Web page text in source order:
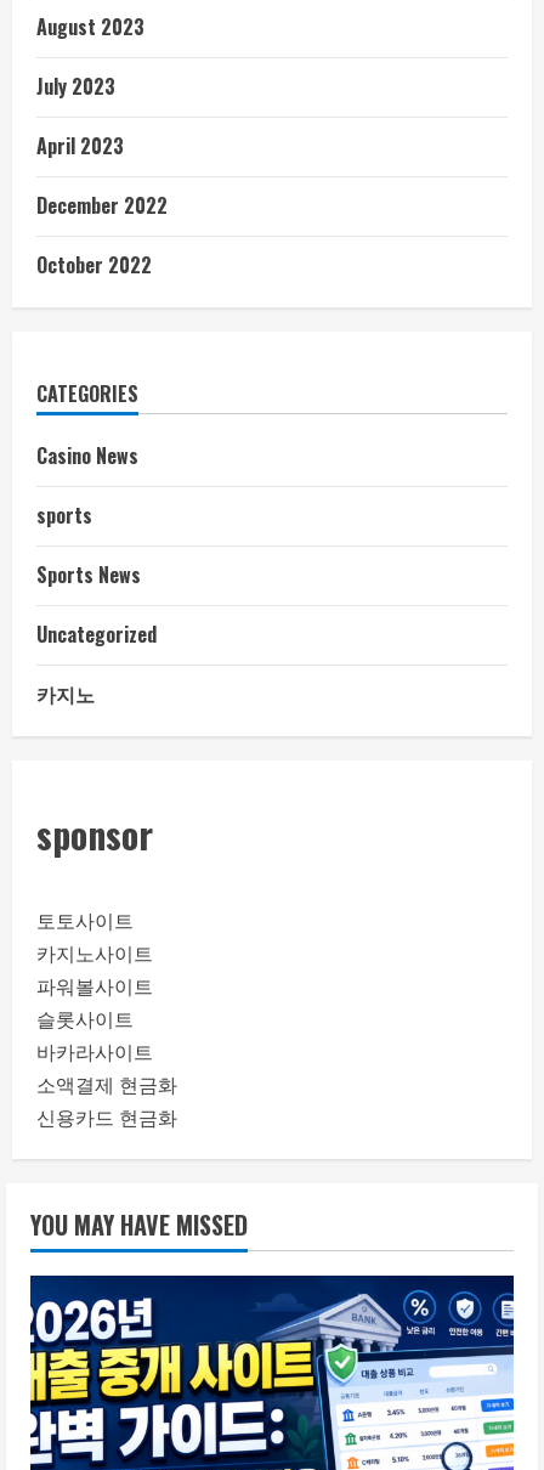
August 2023
July 2023
April 2023
December 2022
October 2022
CATEGORIES
Casino News
sports
Sports News
Uncategorized
카지노
sponsor
토토사이트
카지노사이트
파워볼사이트
슬롯사이트
바카라사이트
소액결제 현금화
신용카드 현금화
YOU MAY HAVE MISSED